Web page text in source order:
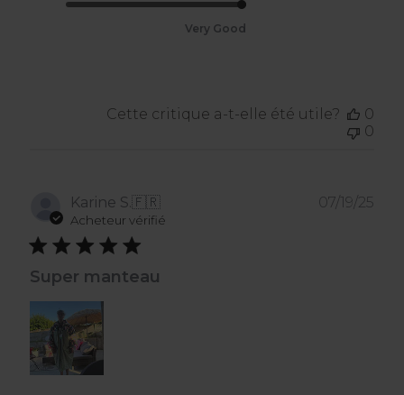
Very Good
Cette critique a-t-elle été utile?
0
0
Karine S.🇫🇷
Acheteur vérifié
Super manteau
07/19/25